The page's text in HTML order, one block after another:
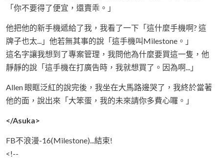
「你不要得了便宜，還賣乖。」
他把他的新手機遞給了我，我看了一下「這什麼手機啊? 這
牌子也太...」他若無其事的說「這手機叫Milestone。」
這名字讓我想到了專案管理，我問他為什麼要買這一隻，他
靜靜的說「這手機在打廣告時，我就想買了。因為啊...」
Allen 眼眶泛紅的說完後，我坐在大馬路邊哭了，我終於當著
他的面，說出來「大笨蛋，我的未來請你多費心囉。」
</Asuka>
FB不浪漫-16(Milestone)...結束!
<!--